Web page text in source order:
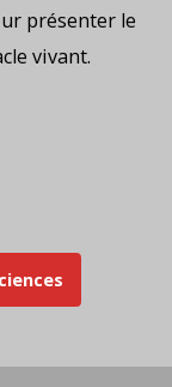
présenter le
vivant.